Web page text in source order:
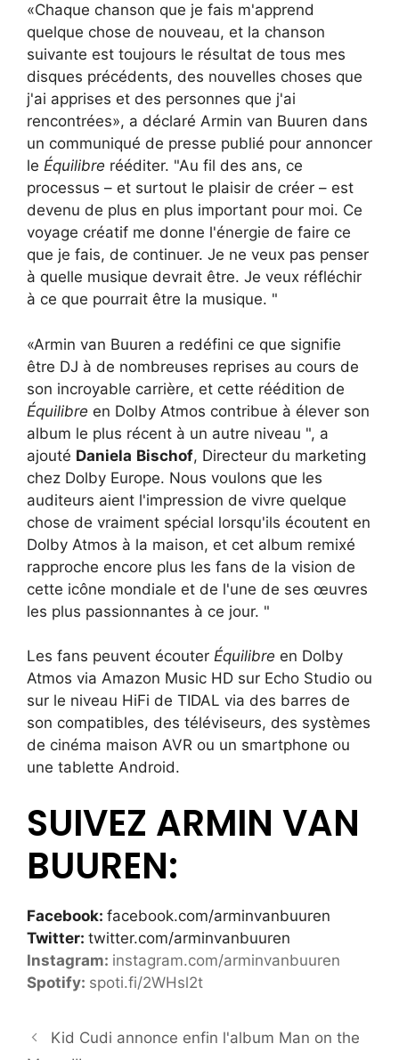
«Chaque chanson que je fais m'apprend
quelque chose de nouveau, et la chanson
suivante est toujours le résultat de tous mes
disques précédents, des nouvelles choses que
j'ai apprises et des personnes que j'ai
rencontrées», a déclaré Armin van Buuren dans
un communiqué de presse publié pour annoncer
le Équilibre rééditer. "Au fil des ans, ce
processus – et surtout le plaisir de créer – est
devenu de plus en plus important pour moi. Ce
voyage créatif me donne l'énergie de faire ce
que je fais, de continuer. Je ne veux pas penser
à quelle musique devrait être. Je veux réfléchir
à ce que pourrait être la musique. "
«Armin van Buuren a redéfini ce que signifie
être DJ à de nombreuses reprises au cours de
son incroyable carrière, et cette réédition de
Équilibre en Dolby Atmos contribue à élever son
album le plus récent à un autre niveau ", a
ajouté Daniela Bischof, Directeur du marketing
chez Dolby Europe. Nous voulons que les
auditeurs aient l'impression de vivre quelque
chose de vraiment spécial lorsqu'ils écoutent en
Dolby Atmos à la maison, et cet album remixé
rapproche encore plus les fans de la vision de
cette icône mondiale et de l'une de ses œuvres
les plus passionnantes à ce jour. "
Les fans peuvent écouter Équilibre en Dolby
Atmos via Amazon Music HD sur Echo Studio ou
sur le niveau HiFi de TIDAL via des barres de
son compatibles, des téléviseurs, des systèmes
de cinéma maison AVR ou un smartphone ou
une tablette Android.
SUIVEZ ARMIN VAN
BUUREN:
Facebook: facebook.com/arminvanbuuren
Twitter: twitter.com/arminvanbuuren
Instagram: instagram.com/arminvanbuuren
Spotify: spoti.fi/2WHsl2t
Kid Cudi annonce enfin l'album Man on the